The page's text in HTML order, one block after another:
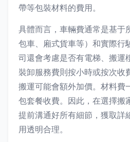
帶等包裝材料的費用。
具體而言，車輛費通常是基于
包車、廂式貨車等）和實際行
司還會考慮是否有電梯、搬
裝卸服務費則按小時或按次收費
搬運可能會額外加價。材
包套餐收費。因此，在選擇
提前溝通好所有細節，獲取
用透明合理。